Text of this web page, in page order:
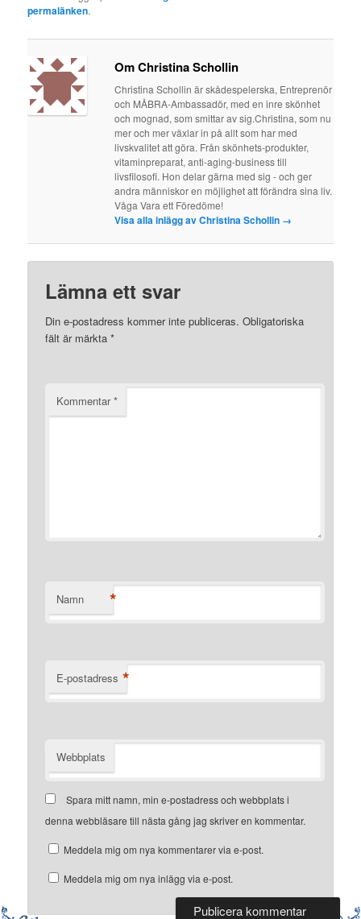
permalänken.
Om Christina Schollin
Christina Schollin är skådespelerska, Entreprenör
och MÅBRA-Ambassadör, med en inre skönhet
och mognad, som smittar av sig.Christina, som nu
mer och mer växlar in på allt som har med
livskvalitet att göra. Från skönhets-produkter,
vitaminpreparat, anti-aging-business till
livsfilosofi. Hon delar gärna med sig - och ger
andra människor en möjlighet att förändra sina liv.
Våga Vara ett Föredöme!
Visa alla inlägg av Christina Schollin →
Lämna ett svar
Din e-postadress kommer inte publiceras. Obligatoriska
fält är märkta*
Kommentar*
Namn *
E-postadress *
Webbplats
Spara mitt namn, min e-postadress och webbplats i
denna webbläsare till nästa gång jag skriver en kommentar.
Meddela mig om nya kommentarer via e-post.
Meddela mig om nya inlägg via e-post.